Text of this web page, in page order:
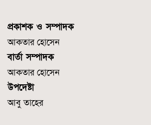
প্রকাশক ও সম্পাদক
আকতার হোসেন
বার্তা সম্পাদক
আকতার হোসেন
উপদেষ্টা
আবু তাহের